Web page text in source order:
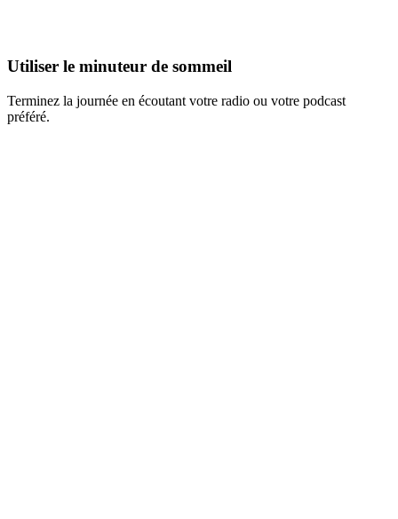
Utiliser le minuteur de sommeil
Terminez la journée en écoutant votre radio ou votre podcast
préféré.